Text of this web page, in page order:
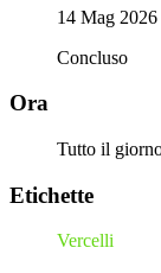
14 Mag 2026
Concluso
Ora
Tutto il
Etichette
Vercelli